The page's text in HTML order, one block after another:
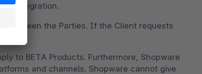
reintegration.
between the Parties. If the Client requests
to BETA Products. Furthermore, Shopware
and channels. Shopware cannot give